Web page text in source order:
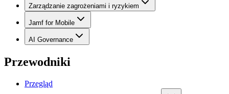
Zarządzanie zagrożeniami i ryzykiem
Jamf for Mobile
AI Governance
Przewodniki
Przegląd